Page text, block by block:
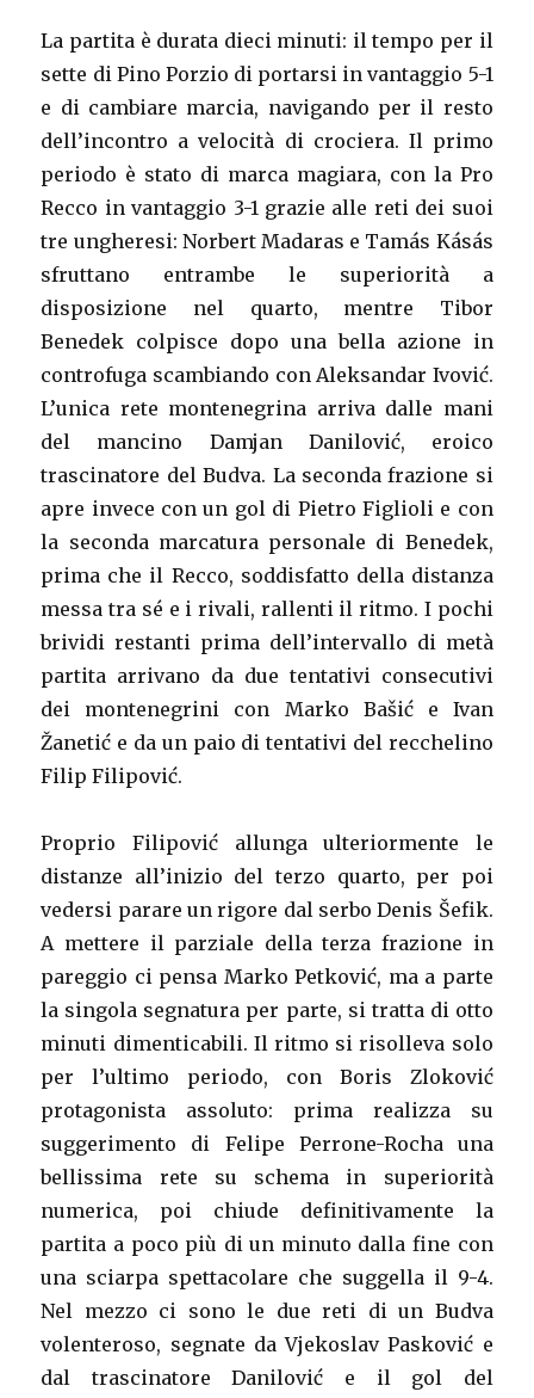
La partita è durata dieci minuti: il tempo per il
sette di Pino Porzio di portarsi in vantaggio 5-1
e di cambiare marcia, navigando per il resto
dell’incontro a velocità di crociera. Il primo
periodo è stato di marca magiara, con la Pro
Recco in vantaggio 3-1 grazie alle reti dei suoi
tre ungheresi: Norbert Madaras e Tamás Kásás
sfruttano entrambe le superiorità a
disposizione nel quarto, mentre Tibor
Benedek colpisce dopo una bella azione in
controfuga scambiando con Aleksandar Ivović.
L’unica rete montenegrina arriva dalle mani
del mancino Damjan Danilović, eroico
trascinatore del Budva. La seconda frazione si
apre invece con un gol di Pietro Figlioli e con
la seconda marcatura personale di Benedek,
prima che il Recco, soddisfatto della distanza
messa tra sé e i rivali, rallenti il ritmo. I pochi
brividi restanti prima dell’intervallo di metà
partita arrivano da due tentativi consecutivi
dei montenegrini con Marko Bašić e Ivan
Žanetić e da un paio di tentativi del recchelino
Filip Filipović.
Proprio Filipović allunga ulteriormente le
distanze all’inizio del terzo quarto, per poi
vedersi parare un rigore dal serbo Denis Šefik.
A mettere il parziale della terza frazione in
pareggio ci pensa Marko Petković, ma a parte
la singola segnatura per parte, si tratta di otto
minuti dimenticabili. Il ritmo si risolleva solo
per l’ultimo periodo, con Boris Zloković
protagonista assoluto: prima realizza su
suggerimento di Felipe Perrone-Rocha una
bellissima rete su schema in superiorità
numerica, poi chiude definitivamente la
partita a poco più di un minuto dalla fine con
una sciarpa spettacolare che suggella il 9-4.
Nel mezzo ci sono le due reti di un Budva
volenteroso, segnate da Vjekoslav Pasković e
dal trascinatore Danilović e il gol del